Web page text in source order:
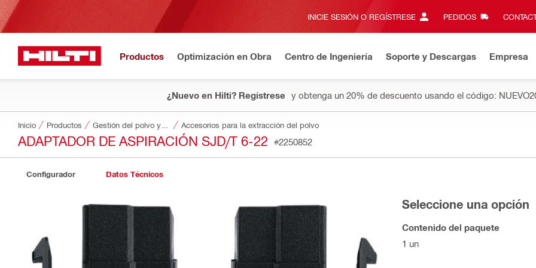
INICIE SESIÓN O REGÍSTRESE PEDIDOS
Productos Optimización en Obra Centro de Ingeniería Soporte y Descargas Empresa
¿Nuevo en Hilti? Regístrese y obtenga un 20% de descuento usando el código:
Inicio Productos Accesorios para la extracción del polvo
ADAPTADOR DE ASPIRACIÓN SJD/T 6-22 #2250852
Configurador Datos Técnicos
Seleccione una opción
Contenido del paquete
1 un